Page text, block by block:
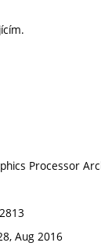
Processor
Aug 2016